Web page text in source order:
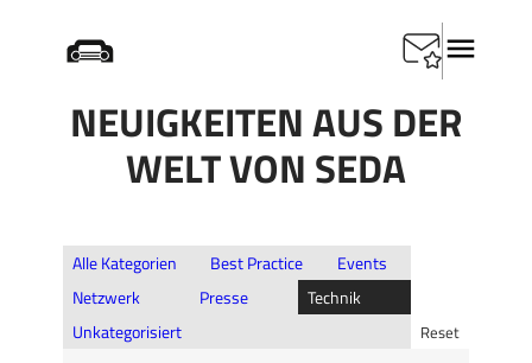
NEUIGKEITEN AUS DER
WELT VON SEDA
Alle Kategorien Best Practice
Events
Netzwerk
Presse
Technik
Unkategorisiert
Reset